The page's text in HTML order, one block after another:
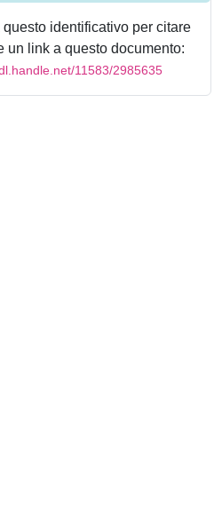
questo identificativo per citare
un link a questo documento:
11583/2985635